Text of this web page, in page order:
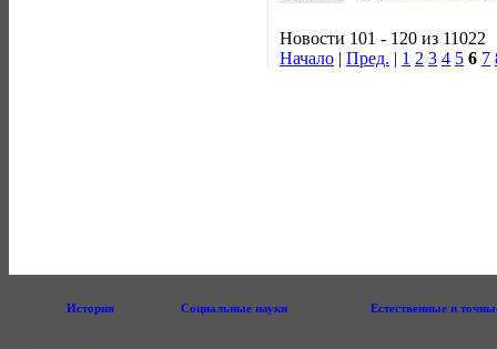
Новости 101 - 120 из 11022
Начало | Пред. | 1 2 3 4 5 6 7
История Социальные науки Естественные и